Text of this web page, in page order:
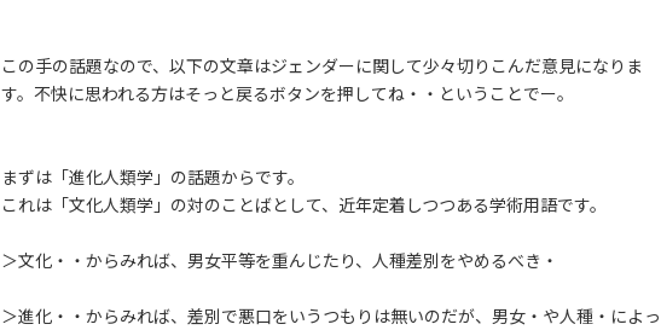
この手の話題なので、以下の文章はジェンダーに関して少々切りこんだ意見になりま
す。不快に思われる方はそっと戻るボタンを押してね・・ということでー。
まずは「進化人類学」の話題からです。
これは「文化人類学」の対のことばとして、近年定着しつつある学術用語です。
＞文化・・からみれば、男女平等を重んじたり、人種差別をやめるべき・
＞進化・・からみれば、差別で悪口をいうつもりは無いのだが、男女・や人種・によっ